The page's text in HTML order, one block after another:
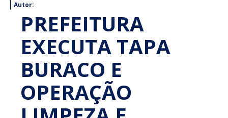
Autor:
PREFEITURA
EXECUTA TAPA
BURACO E
OPERAÇÃO